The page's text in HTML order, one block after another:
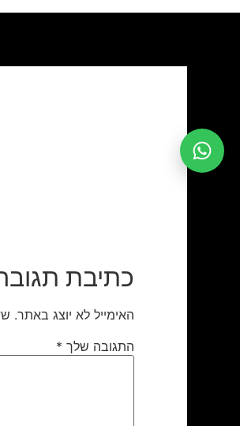
כתיבת
האימייל לא יוצג באתר.
התגובה שלך *